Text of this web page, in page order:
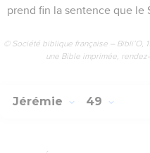
prend fin la sentence que le
© Société biblique française – Bibli’O,
une Bible imprimée,
Jérémie 49